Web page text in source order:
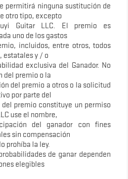
permitirá ninguna sustitución de
otro tipo, excepto
Guitar LLC. El premio es
uno de los gastos
incluidos, entre otros, todos
estatales y / o
exclusiva del Ganador. No
del premio o la
del premio a otros o la solicitud
por parte del
del premio constituye un permiso
use el nombre,
del ganador con fines
sin compensación
prohíba la ley.
de ganar dependen
elegibles